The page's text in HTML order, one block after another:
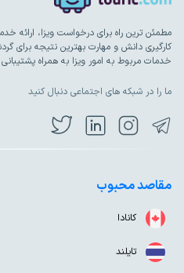
مطمئن ترین راه برای درخواست ویزا، ارائه
کارگیری دانش و مهارت بهترین نتیجه برای
خدمات مربوط به امور ویزا به همراه
ما را در شبکه های اجتماعی دنبال کنید
مقاصد محبوب
کانادا
تایلند